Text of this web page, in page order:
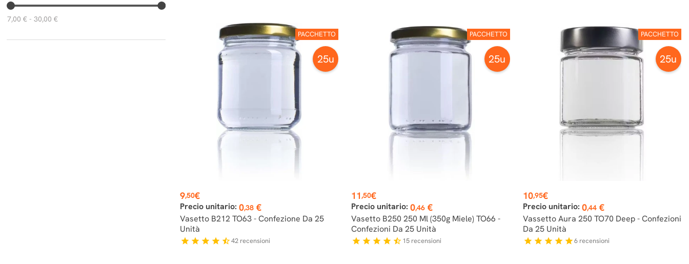
7,00 € - 30,00 €
PACCHETTO
25u
Prezzo
9,50€
Precio unitario: 0,38 €
Vasetto B212 TO63 - Confezione Da 25
Unità
star star star star star_half42 recensioni
PACCHETTO
25u
Prezzo
11,50€
Precio unitario: 0,46 €
Vasetto B250 250 Ml (350g Miele) TO66 -
Confezioni Da 25 Unità
star star star star star_half 15 recensioni
PACCHETTO
25u
Prezzo
10,95€
Precio unitario: 0,44€
Vassetto Aura 250 TO70 Deep - Confezioni
Da 25 Unità
star star star star star6 recensioni